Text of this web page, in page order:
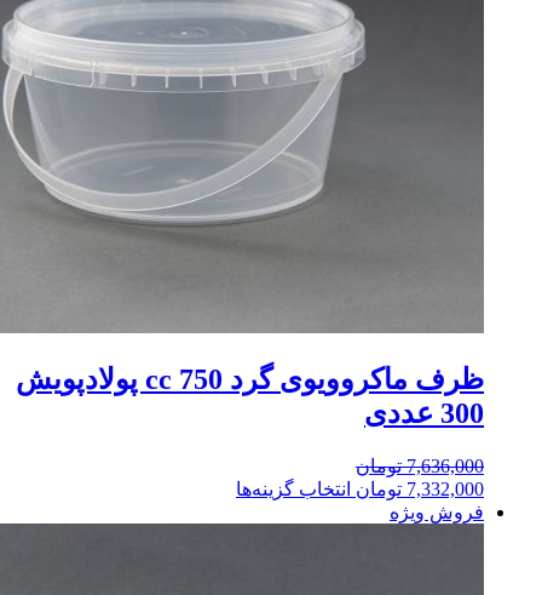
ظرف ماکروویوی گرد 750 cc پولادپویش
300 عددی
7,636,000 تومان
7,332,000 تومان انتخاب گزینه‌ها
فروش ویژه